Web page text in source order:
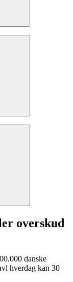
overskud
danske
hverdag kan 30